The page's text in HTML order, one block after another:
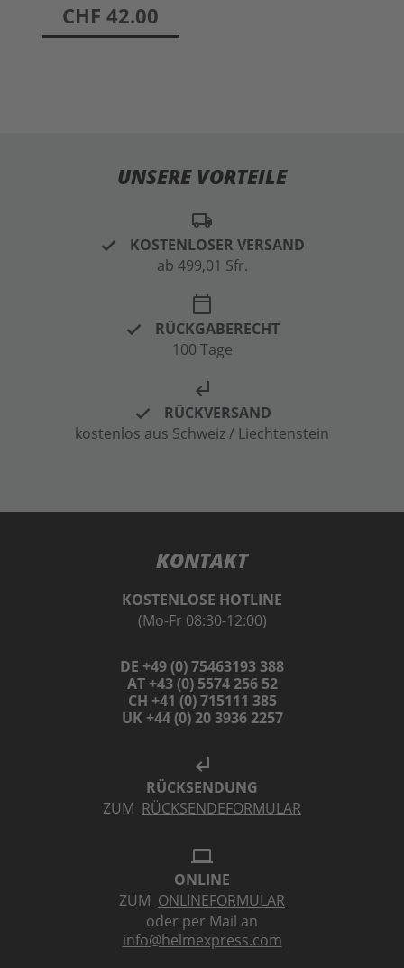
preis
CHF 42.00
UNSERE VORTEILE
local_shipping
KOSTENLOSER VERSAND
ab 499,01 Sfr.
calendar_today
RÜCKGABERECHT
100 Tage
subdirectory_arrow_left
RÜCKVERSAND
kostenlos aus Schweiz / Liechtenstein
KONTAKT
KOSTENLOSE HOTLINE
(Mo-Fr 08:30-12:00)
DE +49 (0) 75463193 388
AT +43 (0) 5574 256 52
CH +41 (0) 715111 385
UK +44 (0) 20 3936 2257
subdirectory_arrow_left
RÜCKSENDUNG
ZUM RÜCKSENDEFORMULAR
laptop
ONLINE
ZUM ONLINEFORMULAR
oder per Mail an
info@helmexpress.com